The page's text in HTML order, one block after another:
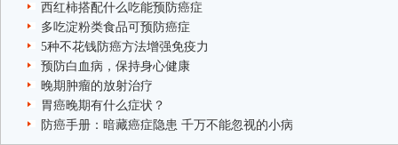
西红柿搭配什么吃能预防癌症
多吃淀粉类食品可预防癌症
5种不花钱防癌方法增强免疫力
预防白血病，保持身心健康
晚期肿瘤的放射治疗
胃癌晚期有什么症状？
防癌手册：暗藏癌症隐患 千万不能忽视的小病